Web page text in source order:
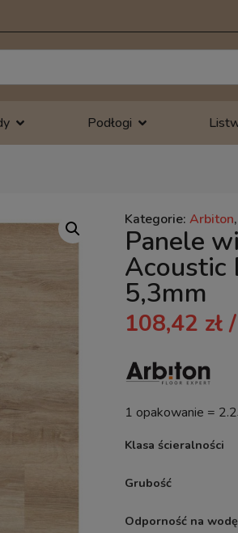
Podłogi
Kategorie: Arbiton,
Panele
Acoustic
5,3mm
108,42 zł/
1 opakowanie =
Klasa ścieralności
Grubość
Odporność na wodę